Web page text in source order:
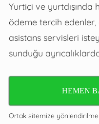
Yurtiçi ve yurtdışında
ödeme tercih
asistans servisleri
sunduğu
HEMEN
Ortak sitemize